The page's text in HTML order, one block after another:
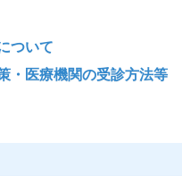
ついて
・医療機関の受診方法等